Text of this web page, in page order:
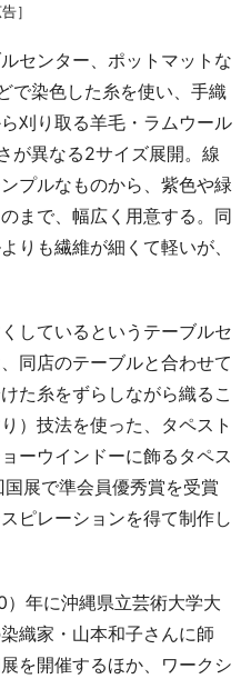
］
センター、ポットマットな
で染色した糸を使い、手織
刈り取る羊毛・ラムウール
が異なる2サイズ展開。線
プルなものから、紫色や緑
まで、幅広く用意する。同
りも繊維が細くて軽いが、
しているというテーブルセ
同店のテーブルと合わせて
た糸をずらしながら織るこ
）技法を使った、タペスト
ーウインドーに飾るタペス
展で準会員優秀賞を受賞
ピレーションを得て制作し
年に沖縄県立芸術大学大
織家・山本和子さんに師
を開催するほか、ワークシ